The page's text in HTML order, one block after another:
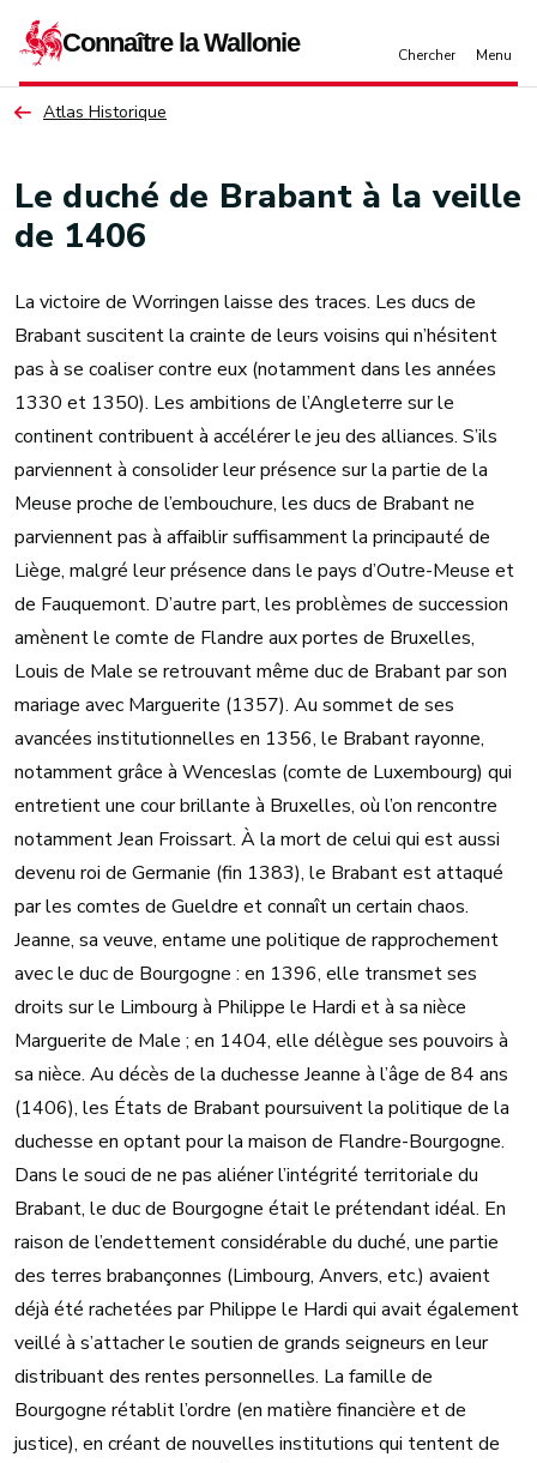
Atlas Historique
Le duché de Brabant à la veille
de 1406
La victoire de Worringen laisse des traces. Les ducs de
Brabant suscitent la crainte de leurs voisins qui n’hésitent
pas à se coaliser contre eux (notamment dans les années
1330 et 1350). Les ambitions de l’Angleterre sur le
continent contribuent à accélérer le jeu des alliances. S’ils
parviennent à consolider leur présence sur la partie de la
Meuse proche de l’embouchure, les ducs de Brabant ne
parviennent pas à affaiblir suffisamment la principauté de
Liège, malgré leur présence dans le pays d’Outre-Meuse et
de Fauquemont. D’autre part, les problèmes de succession
amènent le comte de Flandre aux portes de Bruxelles,
Louis de Male se retrouvant même duc de Brabant par son
mariage avec Marguerite (1357). Au sommet de ses
avancées institutionnelles en 1356, le Brabant rayonne,
notamment grâce à Wenceslas (comte de Luxembourg) qui
entretient une cour brillante à Bruxelles, où l’on rencontre
notamment Jean Froissart. À la mort de celui qui est aussi
devenu roi de Germanie (fin 1383), le Brabant est attaqué
par les comtes de Gueldre et connaît un certain chaos.
Jeanne, sa veuve, entame une politique de rapprochement
avec le duc de Bourgogne : en 1396, elle transmet ses
droits sur le Limbourg à Philippe le Hardi et à sa nièce
Marguerite de Male ; en 1404, elle délègue ses pouvoirs à
sa nièce. Au décès de la duchesse Jeanne à l’âge de 84 ans
(1406), les États de Brabant poursuivent la politique de la
duchesse en optant pour la maison de Flandre-Bourgogne.
Dans le souci de ne pas aliéner l’intégrité territoriale du
Brabant, le duc de Bourgogne était le prétendant idéal. En
raison de l’endettement considérable du duché, une partie
des terres brabançonnes (Limbourg, Anvers, etc.) avaient
déjà été rachetées par Philippe le Hardi qui avait également
veillé à s’attacher le soutien de grands seigneurs en leur
distribuant des rentes personnelles. La famille de
Bourgogne rétablit l’ordre (en matière financière et de
justice), en créant de nouvelles institutions qui tentent de